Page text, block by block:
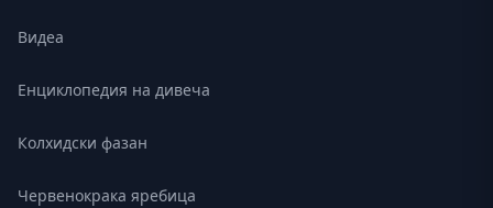
Видеа
Енциклопедия на дивеча
Колхидски фазан
Червенокрака яребица